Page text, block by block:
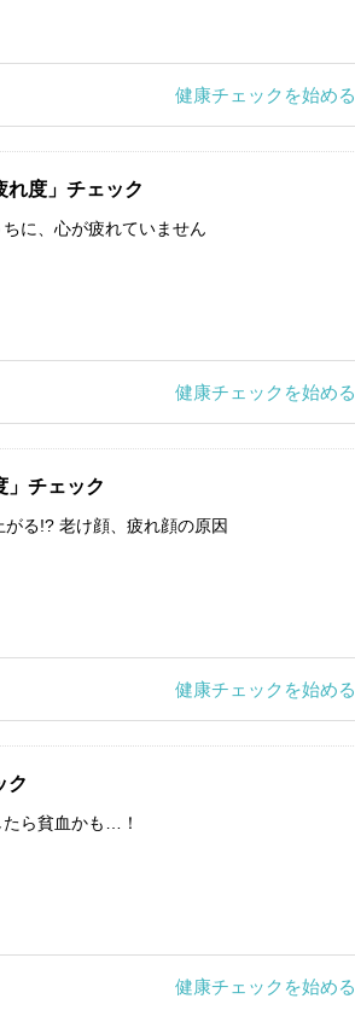
健康チェックを始める
れ度」チェック
に、心が疲れていません
健康チェックを始める
」チェック
がる!? 老け顔、疲れ顔の原因
健康チェックを始める
ク
ら貧血かも…！
健康チェックを始める